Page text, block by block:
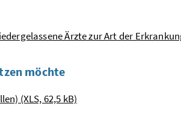
Ärzte zur Art der
möchte
(XLS, 62,5 kB)